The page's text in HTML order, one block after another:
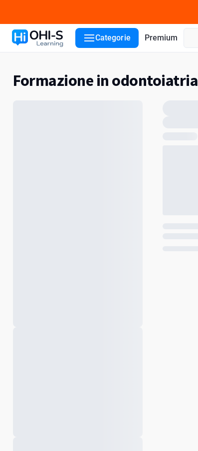
Categorie Premium
Formazione in odontoiatria